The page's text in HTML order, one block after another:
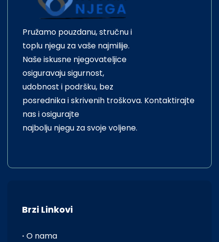
Pružamo pouzdanu, stručnu i
toplu njegu za vaše najmilije.
Naše iskusne njegovateljice
osiguravaju sigurnost,
udobnost i podršku, bez
posrednika i skrivenih troškova. Kontaktirajte
nas i osigurajte
najbolju njegu za svoje voljene.
Brzi Linkovi
· O nama